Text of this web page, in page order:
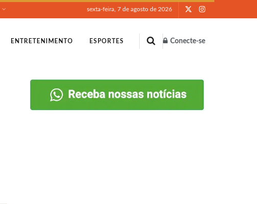
sexta-feira, 7 de agosto de 2026
ENTRETENIMENTO ESPORTES Conecte-se